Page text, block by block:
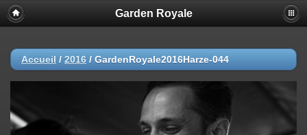
Garden Royale
Accueil / 2016 / GardenRoyale2016Harze-044